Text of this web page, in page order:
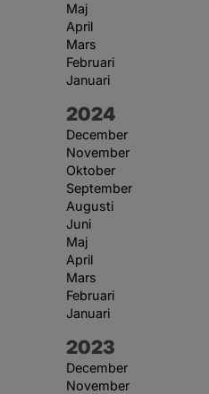
Maj
April
Mars
Februari
Januari
År:
2024
December
November
Oktober
September
Augusti
Juni
Maj
April
Mars
Februari
Januari
År:
2023
December
November